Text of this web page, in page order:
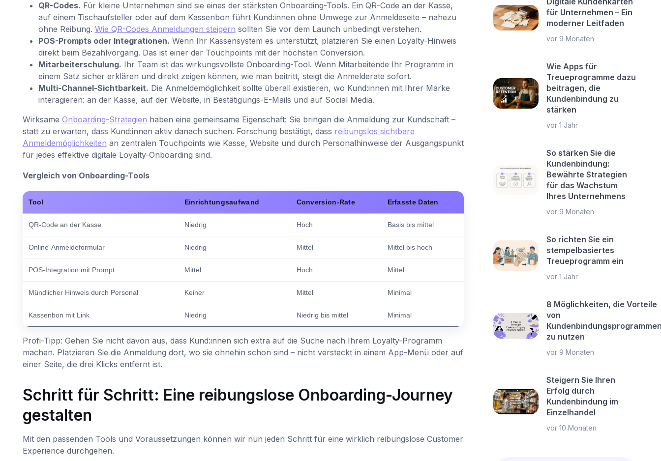
QR-Codes. Für kleine Unternehmen sind sie eines der stärksten Onboarding-Tools. Ein QR-Code an der Kasse,
auf einem Tischaufsteller oder auf dem Kassenbon führt Kund:innen ohne Umwege zur Anmeldeseite – nahezu
ohne Reibung. Wie QR-Codes Anmeldungen steigern sollten Sie vor dem Launch unbedingt verstehen.
POS-Prompts oder Integrationen. Wenn Ihr Kassensystem es unterstützt, platzieren Sie einen Loyalty-Hinweis
direkt beim Bezahlvorgang. Das ist einer der Touchpoints mit der höchsten Conversion.
Mitarbeiterschulung. Ihr Team ist das wirkungsvollste Onboarding-Tool. Wenn Mitarbeitende Ihr Programm in
einem Satz sicher erklären und direkt zeigen können, wie man beitritt, steigt die Anmelderate sofort.
Multi-Channel-Sichtbarkeit. Die Anmeldemöglichkeit sollte überall existieren, wo Kund:innen mit Ihrer Marke
interagieren: an der Kasse, auf der Website, in Bestätigungs-E-Mails und auf Social Media.
Wirksame Onboarding-Strategien haben eine gemeinsame Eigenschaft: Sie bringen die Anmeldung zur Kundschaft –
statt zu erwarten, dass Kund:innen aktiv danach suchen. Forschung bestätigt, dass reibungslos sichtbare
Anmeldemöglichkeiten an zentralen Touchpoints wie Kasse, Website und durch Personalhinweise der Ausgangspunkt
für jedes effektive digitale Loyalty-Onboarding sind.
Vergleich von Onboarding-Tools
Tool Einrichtungsaufwand Conversion-Rate Erfasste Daten
QR-Code an der Kasse Niedrig Hoch Basis bis mittel
Online-Anmeldeformular Niedrig Mittel Mittel bis hoch
POS-Integration mit Prompt Mittel Hoch Mittel
Mündlicher Hinweis durch Personal Keiner Mittel Minimal
Kassenbon mit Link Niedrig Niedrig bis mittel Minimal
Profi-Tipp: Gehen Sie nicht davon aus, dass Kund:innen sich extra auf die Suche nach Ihrem Loyalty-Programm
machen. Platzieren Sie die Anmeldung dort, wo sie ohnehin schon sind – nicht versteckt in einem App-Menü oder auf
einer Seite, die drei Klicks entfernt ist.
Schritt für Schritt: Eine reibungslose Onboarding-Journey
gestalten
Mit den passenden Tools und Voraussetzungen können wir nun jeden Schritt für eine wirklich reibungslose Customer
Experience durchgehen.
für Unternehmen – Ein
moderner Leitfaden
vor 9 Monaten
Wie Apps für
Treueprogramme dazu
beitragen, die
Kundenbindung zu
stärken
vor 1 Jahr
So stärken Sie die
Kundenbindung:
Bewährte Strategien
für das Wachstum
Ihres Unternehmens
vor 9 Monaten
So richten Sie ein
stempelbasiertes
Treueprogramm ein
vor 1 Jahr
8 Möglichkeiten, die Vorteile
von
zu nutzen
vor 9 Monaten
Steigern Sie Ihren
Erfolg durch
Kundenbindung im
Einzelhandel
vor 10 Monaten